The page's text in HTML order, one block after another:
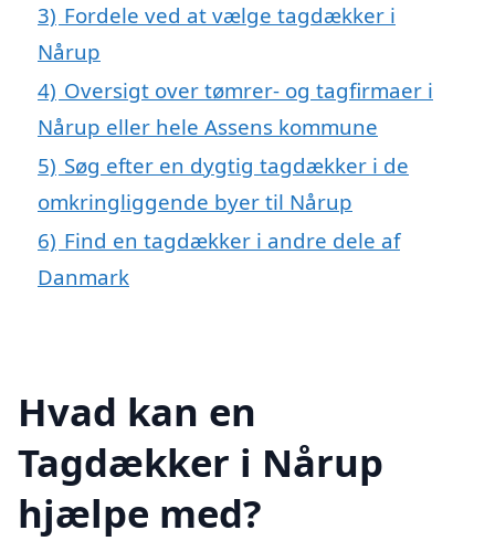
3) Fordele ved at vælge tagdækker i
Nårup
4) Oversigt over tømrer- og tagfirmaer i
Nårup eller hele Assens kommune
5) Søg efter en dygtig tagdækker i de
omkringliggende byer til Nårup
6) Find en tagdækker i andre dele af
Danmark
Hvad kan en
Tagdækker i Nårup
hjælpe med?